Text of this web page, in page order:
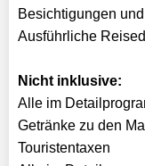
Besichtigungen
Ausführliche
Nicht inklusive:
Alle im
Getränke zu den
Touristentaxen